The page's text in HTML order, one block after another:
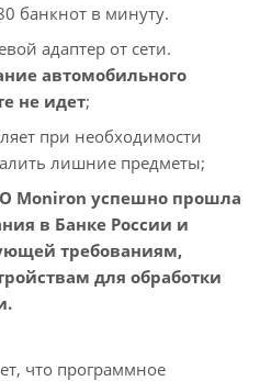
банкнот в минуту.
адаптер от сети.
автомобильного
не идет;
при необходимости
лишние предметы;
Moniron успешно прошла
в Банке России и
требованиям,
для обработки
что программное